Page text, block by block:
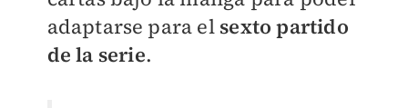
adaptarse para el sexto partido
de la serie.